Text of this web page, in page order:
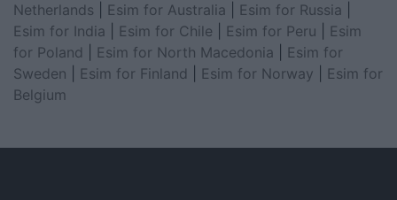
Netherlands
Esim for Australia Esim for Russia
Esim for India
Esim for Chile Esim for Peru
Esim
for Poland
Esim for North Macedonia
Esim for
Sweden
Esim for Finland Esim for Norway
Esim for
Belgium